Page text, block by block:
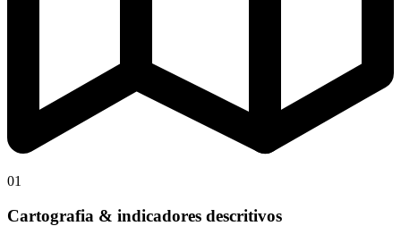
01
Cartografia & indicadores descritivos